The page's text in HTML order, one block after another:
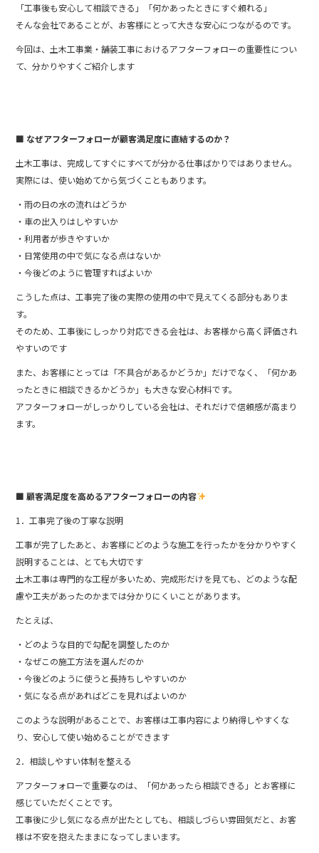
「工事後も安心して相談できる」「何かあったときにすぐ頼れる」
そんな会社であることが、お客様にとって大きな安心につながるのです。
今回は、土木工事業・舗装工事におけるアフターフォローの重要性につい
て、分かりやすくご紹介します
■ なぜアフターフォローが顧客満足度に直結するのか？
土木工事は、完成してすぐにすべてが分かる仕事ばかりではありません。
実際には、使い始めてから気づくこともあります。
・雨の日の水の流れはどうか
・車の出入りはしやすいか
・利用者が歩きやすいか
・日常使用の中で気になる点はないか
・今後どのように管理すればよいか
こうした点は、工事完了後の実際の使用の中で見えてくる部分もありま
す。
そのため、工事後にしっかり対応できる会社は、お客様から高く評価され
やすいのです
また、お客様にとっては「不具合があるかどうか」だけでなく、「何かあ
ったときに相談できるかどうか」も大きな安心材料です。
アフターフォローがしっかりしている会社は、それだけで信頼感が高まり
ます。
■ 顧客満足度を高めるアフターフォローの内容
1．工事完了後の丁寧な説明
工事が完了したあと、お客様にどのような施工を行ったかを分かりやすく
説明することは、とても大切です
土木工事は専門的な工程が多いため、完成形だけを見ても、どのような配
慮や工夫があったのかまでは分かりにくいことがあります。
たとえば、
・どのような目的で勾配を調整したのか
・なぜこの施工方法を選んだのか
・今後どのように使うと長持ちしやすいのか
・気になる点があればどこを見ればよいのか
このような説明があることで、お客様は工事内容により納得しやすくな
り、安心して使い始めることができます
2．相談しやすい体制を整える
アフターフォローで重要なのは、「何かあったら相談できる」とお客様に
感じていただくことです。
工事後に少し気になる点が出たとしても、相談しづらい雰囲気だと、お客
様は不安を抱えたままになってしまいます。